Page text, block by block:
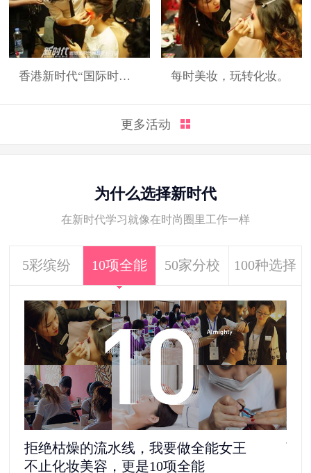
香港新时代“国际时装周”展演造型 每时美妆，玩转化妆。
更多活动
为什么选择新时代
在新时代学习就像在时尚圈里工作一样
5彩缤纷 10项全能 50家分校 100种选择
拒绝枯燥的流水线，我要做全能女王
不止化妆美容，更是10项全能
离